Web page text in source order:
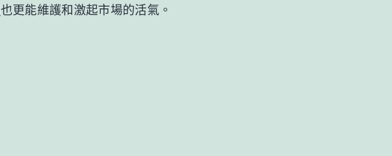
也更能維護和激起市場的活氣。